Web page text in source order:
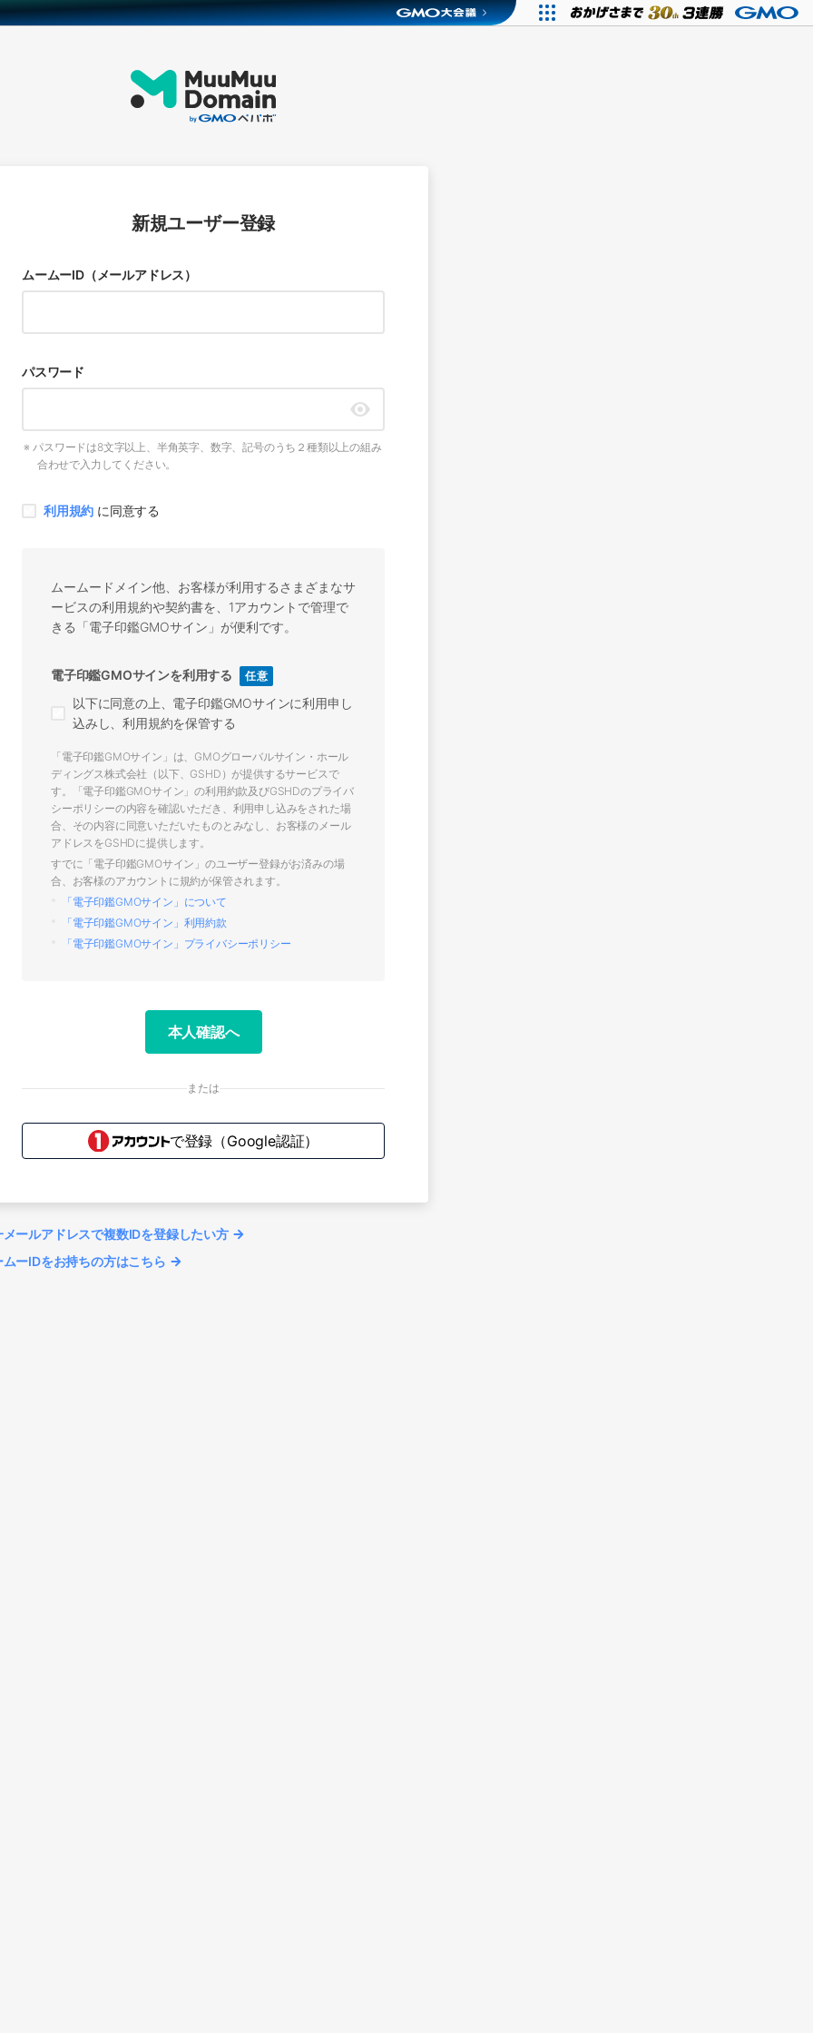
新規ユーザー登録
ムームーID（メールアドレス）
パスワード
パスワードは8文字以上、半角英字、数字、記号のうち２種類以上の組み
合わせで入力してください。
利用規約 に同意する
ムームードメイン他、お客様が利用するさまざまなサ
ービスの利用規約や契約書を、1アカウントで管理で
きる「電子印鑑GMOサイン」が便利です。
電子印鑑GMOサインを利用する 任意
以下に同意の上、電子印鑑GMOサインに利用申し
込みし、利用規約を保管する
「電子印鑑GMOサイン」は、GMOグローバルサイン・ホール
ディングス株式会社（以下、GSHD）が提供するサービスで
す。「電子印鑑GMOサイン」の利用約款及びGSHDのプライバ
シーポリシーの内容を確認いただき、利用申し込みをされた場
合、その内容に同意いただいたものとみなし、お客様のメール
アドレスをGSHDに提供します。
すでに「電子印鑑GMOサイン」のユーザー登録がお済みの場
合、お客様のアカウントに規約が保管されます。
「電子印鑑GMOサイン」について
「電子印鑑GMOサイン」利用約款
「電子印鑑GMOサイン」プライバシーポリシー
本人確認へ
または
で登録 （Google認証）
メールアドレスで複数IDを登録したい方
ムーIDをお持ちの方はこちら